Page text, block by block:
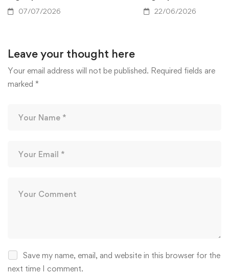
07/07/2026 22/06/2026
Leave your thought here
Your email address will not be published. Required fields are
marked *
Save my name, email, and website in this browser for the
next time I comment.